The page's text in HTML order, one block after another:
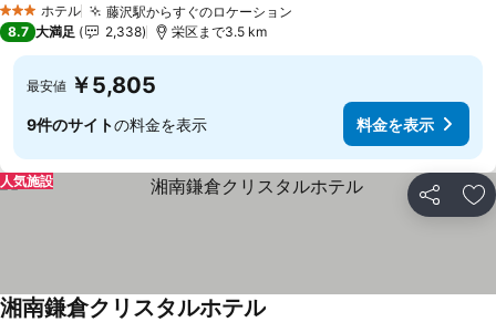
3 ホテルのランク
ホテル 藤沢駅からすぐのロケーション
8.7 大満足 2,338 栄区まで3.5 km
最安値 ￥5,805
9件のサイトの料金を表示 料金を表示
シェア お
人気施設
湘南鎌倉クリスタルホテル